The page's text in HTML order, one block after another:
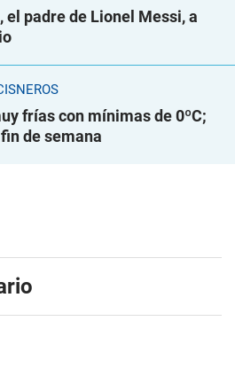
padre de Lionel Messi, a
frías con mínimas de 0ºC;
de semana